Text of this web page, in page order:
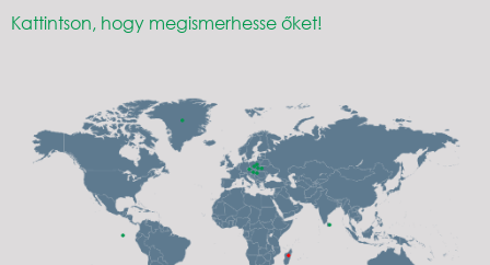
Kattintson, hogy megismerhesse őket!